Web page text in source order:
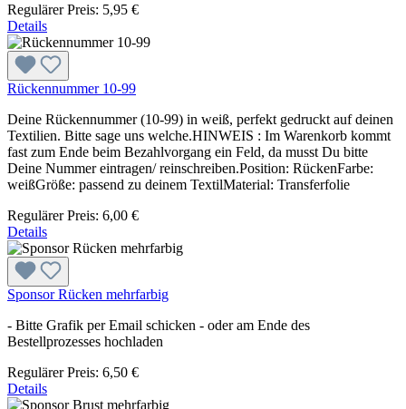
Regulärer Preis: 5,95 €
Details
Rückennummer 10-99
Deine Rückennummer (10-99) in weiß, perfekt gedruckt auf deinen
Textilien. Bitte sage uns welche.HINWEIS : Im Warenkorb kommt
fast zum Ende beim Bezahlvorgang ein Feld, da musst Du bitte
Deine Nummer eintragen/ reinschreiben.Position: RückenFarbe:
weißGröße: passend zu deinem TextilMaterial: Transferfolie
Regulärer Preis: 6,00 €
Details
Sponsor Rücken mehrfarbig
- Bitte Grafik per Email schicken - oder am Ende des
Bestellprozesses hochladen
Regulärer Preis: 6,50 €
Details